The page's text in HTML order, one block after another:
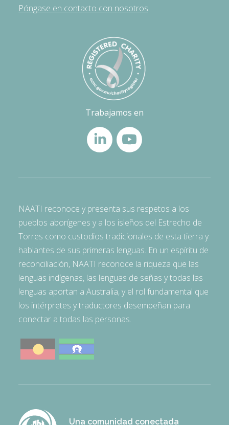
Póngase en contacto con nosotros
Trabajamos en
NAATI reconoce y presenta sus respetos a los
pueblos aborígenes y a los isleños del Estrecho de
Torres como custodios tradicionales de esta tierra y
hablantes de sus primeras lenguas. En un espíritu de
reconciliación, NAATI reconoce la riqueza que las
lenguas indígenas, las lenguas de señas y todas las
lenguas aportan a Australia, y el rol fundamental que
los intérpretes y traductores desempeñan para
conectar a todas las personas.
Una comunidad conectada